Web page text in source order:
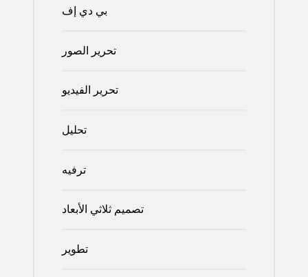
بي دي إف
تحرير الصور
تحرير الفيديو
تحليل
ترفيه
تصميم ثلاثي الأبعاد
تطوير